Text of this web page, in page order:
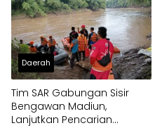
Daerah
Tim SAR Gabungan Sisir
Bengawan Madiun,
Lanjutkan Pencarian